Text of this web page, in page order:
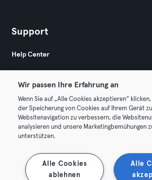
Support
Help Center
© 2026 Urban Sports Group GmbH. All
Terms & Conditions
Terminate contracts here Withdraw
Wir passen Ihre Erfahrung an
Wenn Sie auf „Alle Cookies akzeptieren“
der Speicherung von Cookies auf Ihrem Gerät
Websitenavigation zu verbessern, die
analysieren und unsere Marketingbemühungen
unterstützen.
Alle
Alle Cookies
ablehnen